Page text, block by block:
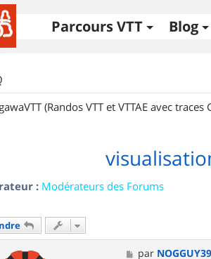
Parcours VTT Blog
(Randos VTT et VTTAE avec traces
: Modérateurs des Forums
M
par NOGGUY39